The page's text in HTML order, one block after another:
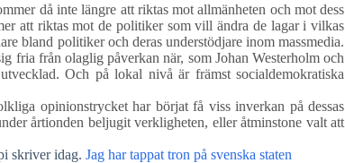
då inte längre att riktas mot allmänheten och mot dess
att riktas mot de politiker som vill ändra de lagar i vilkas
bland politiker och deras understödjare inom massmedia.
fria från olaglig påverkan när, som Johan Westerholm och
Och på lokal nivå är främst socialdemokratiska
opinionstrycket har börjat få viss inverkan på dessas
årtionden beljugit verkligheten, eller åtminstone valt att
skriver idag. Jag har tappat tron på svenska staten